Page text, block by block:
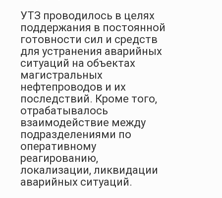
УТЗ проводилось в целях
поддержания в постоянной
готовности сил и средств
для устранения аварийных
ситуаций на объектах
магистральных
нефтепроводов и их
последствий. Кроме того,
отрабатывалось
взаимодействие между
подразделениями по
оперативному
реагированию,
локализации, ликвидации
аварийных ситуаций.